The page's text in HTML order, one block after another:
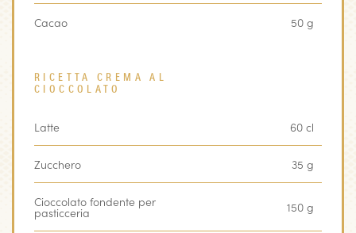
Cacao 50 g
RICETTA CREMA AL
CIOCCOLATO
Latte 60 cl
Zucchero 35 g
Cioccolato fondente per
pasticceria 150 g